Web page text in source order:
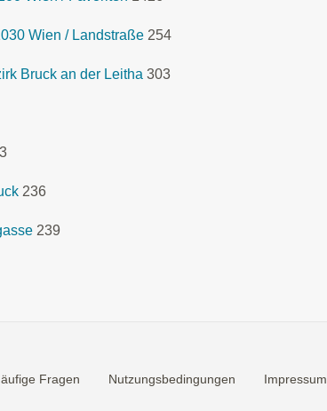
Wien / Landstraße 254
Bruck an der Leitha 303
236
239
Fragen Nutzungsbedingungen Impressum